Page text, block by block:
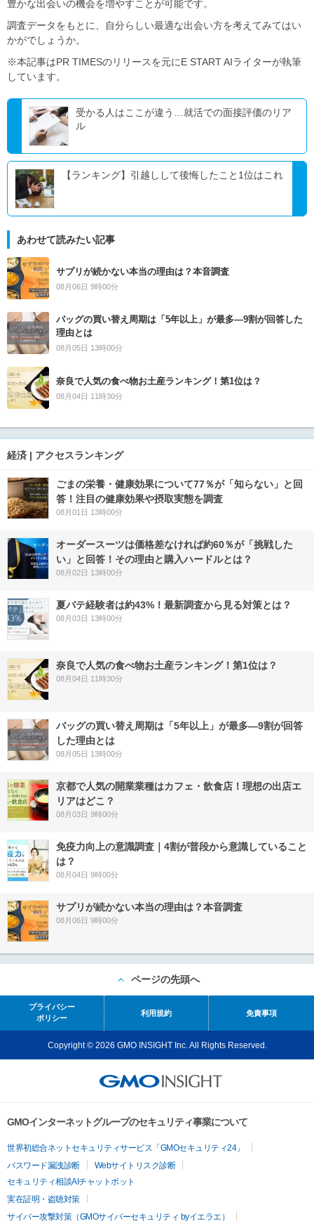
豊かな出会いの機会を増やすことが可能です。
調査データをもとに、自分らしい最適な出会い方を考えてみてはい
かがでしょうか。
※本記事はPR TIMESのリリースを元にE START AIライターが執筆
しています。
受かる人はここが違う…就活での面接評価のリア
ル
【ランキング】引越しして後悔したこと1位はこれ
あわせて読みたい記事
サプリが続かない本当の理由は？本音調査
08月06日 9時00分
バッグの買い替え周期は「5年以上」が最多―9割が回答した
理由とは
08月05日 13時00分
奈良で人気の食べ物お土産ランキング！第1位は？
08月04日 11時30分
経済 | アクセスランキング
ごまの栄養・健康効果について77％が「知らない」と回
答！注目の健康効果や摂取実態を調査
08月01日 13時00分
オーダースーツは価格差なければ約60％が「挑戦した
い」と回答！その理由と購入ハードルとは？
08月02日 13時00分
夏バテ経験者は約43%！最新調査から見る対策とは？
08月03日 13時00分
奈良で人気の食べ物お土産ランキング！第1位は？
08月04日 11時30分
バッグの買い替え周期は「5年以上」が最多―9割が回答
した理由とは
08月05日 13時00分
京都で人気の開業業種はカフェ・飲食店！理想の出店エ
リアはどこ？
08月03日 9時00分
免疫力向上の意識調査｜4割が普段から意識していること
は？
08月04日 9時00分
サプリが続かない本当の理由は？本音調査
08月06日 9時00分
ページの先頭へ
プライバシー
ポリシー
利用規約 免責事項
Copyright © 2026 GMO INSIGHT Inc. All Rights Reserved.
GMOインターネットグループのセキュリティ事業について
世界初総合ネットセキュリティサービス「GMOセキュリティ24」
パスワード漏洩診断
Webサイトリスク診断
セキュリティ相談AIチャットボット
実在証明・盗聴対策
サイバー攻撃対策（GMOサイバーセキュリティ byイエラエ）